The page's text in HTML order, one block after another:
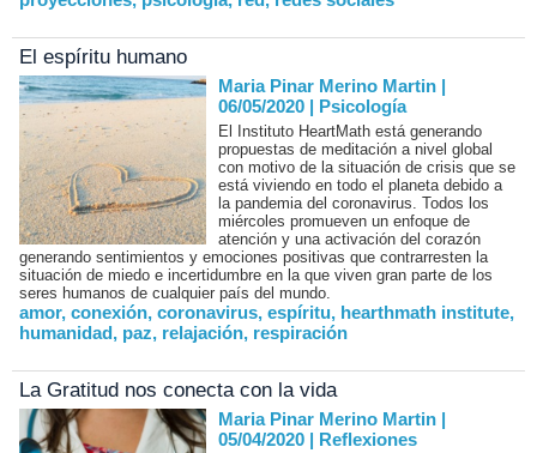
El espíritu humano
Maria Pinar Merino Martin |
06/05/2020 | Psicología
El Instituto HeartMath está generando
propuestas de meditación a nivel global
con motivo de la situación de crisis que se
está viviendo en todo el planeta debido a
la pandemia del coronavirus. Todos los
miércoles promueven un enfoque de
atención y una activación del corazón
generando sentimientos y emociones positivas que contrarresten la
situación de miedo e incertidumbre en la que viven gran parte de los
seres humanos de cualquier país del mundo.
amor, conexión, coronavirus, espíritu, hearthmath institute,
humanidad, paz, relajación, respiración
La Gratitud nos conecta con la vida
Maria Pinar Merino Martin |
05/04/2020 | Reflexiones